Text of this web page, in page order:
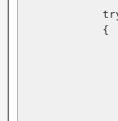
            {